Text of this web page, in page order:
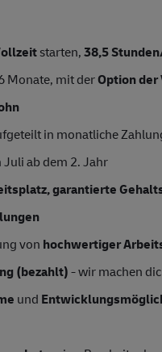
starten,38,5
Monate, mit derOption der
in monatliche
Juli ab dem 2. Jahr
garantierte
von hochwertiger
(bezahlt)- wir machen
und